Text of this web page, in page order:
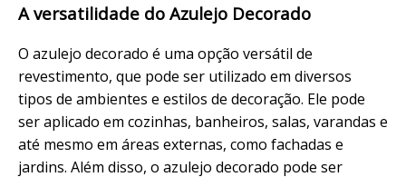
A versatilidade do Azulejo Decorado
O azulejo decorado é uma opção versátil de
revestimento, que pode ser utilizado em diversos
tipos de ambientes e estilos de decoração. Ele pode
ser aplicado em cozinhas, banheiros, salas, varandas e
até mesmo em áreas externas, como fachadas e
jardins. Além disso, o azulejo decorado pode ser